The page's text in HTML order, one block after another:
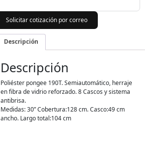
Solicitar cotización por correo
Descripción
Descripción
Poliéster pongee 190T. Semiautomático, herraje
en fibra de vidrio reforzado. 8 Cascos y sistema
antibrisa.
Medidas: 30” Cobertura:128 cm. Casco:49 cm
ancho. Largo total:104 cm